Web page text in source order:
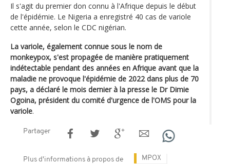
Il s'agit du premier don connu à l'Afrique depuis le début
de l'épidémie. Le Nigeria a enregistré 40 cas de variole
cette année, selon le CDC nigérian.
La variole, également connue sous le nom de
monkeypox, s'est propagée de manière pratiquement
indétectable pendant des années en Afrique avant que la
maladie ne provoque l'épidémie de 2022 dans plus de 70
pays, a déclaré le mois dernier à la presse le Dr Dimie
Ogoina, président du comité d'urgence de l'OMS pour la
variole.
Partager
Plus d'informations à propos de MPOX